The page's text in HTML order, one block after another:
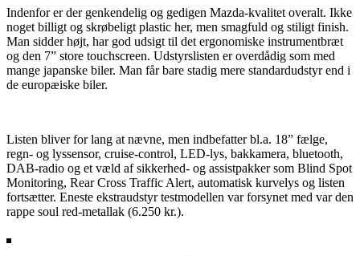
Indenfor er der genkendelig og gedigen Mazda-kvalitet overalt. Ikke
noget billigt og skrøbeligt plastic her, men smagfuld og stiligt finish.
Man sidder højt, har god udsigt til det ergonomiske instrumentbræt
og den 7” store touchscreen. Udstyrslisten er overdådig som med
mange japanske biler. Man får bare stadig mere standardudstyr end i
de europæiske biler.
Listen bliver for lang at nævne, men indbefatter bl.a. 18” fælge,
regn- og lyssensor, cruise-control, LED-lys, bakkamera, bluetooth,
DAB-radio og et væld af sikkerhed- og assistpakker som Blind Spot
Monitoring, Rear Cross Traffic Alert, automatisk kurvelys og listen
fortsætter. Eneste ekstraudstyr testmodellen var forsynet med var den
rappe soul red-metallak (6.250 kr.).